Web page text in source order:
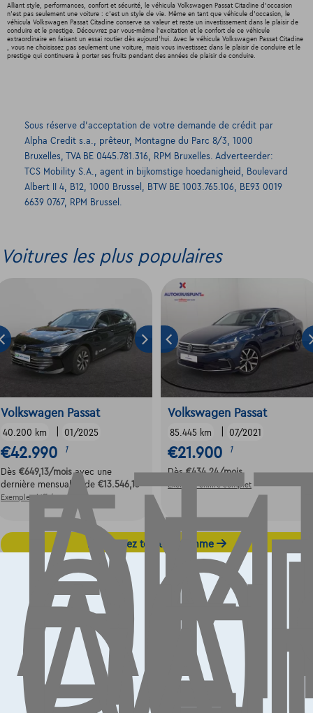
Alliant style, performances, confort et sécurité, le véhicula Volkswagen Passat Citadine d'occasion
n'est pas seulement une voiture : c'est un style de vie. Même en tant que véhicule d'occasion, le
véhicula Volkswagen Passat Citadine conserve sa valeur et reste un investissement dans le plaisir de
conduire et le prestige. Découvrez par vous-même l'excitation et le confort de ce véhicule
extraordinaire en faisant un essai routier dès aujourd'hui. Avec le véhicula Volkswagen Passat Citadine
, vous ne choisissez pas seulement une voiture, mais vous investissez dans le plaisir de conduire et le
prestige qui continuera à porter ses fruits pendant des années de plaisir de conduire.
Sous réserve d’acceptation de votre demande de crédit par
Alpha Credit s.a., prêteur, Montagne du Parc 8/3, 1000
Bruxelles, TVA BE 0445.781.316, RPM Bruxelles. Adverteerder:
TCS Mobility S.A., agent in bijkomstige hoedanigheid, Boulevard
Albert II 4, B12, 1000 Brussel, BTW BE 1003.765.106, BE93 0019
6639 0767, RPM Brussel.
Voitures les plus populaires
Volkswagen Passat
40.200 km 01/2025
€42.990 1
Dès €649,13/moisavec une
dernière mensualité de €13.546,13
Exemple chiffré complet
Volkswagen Passat
85.445 km 07/2021
€21.900 1
Dès€434,24/mois
Exemple chiffré complet
Découvrez toute la gamme
DE
Contact
info@touringcarselect.be